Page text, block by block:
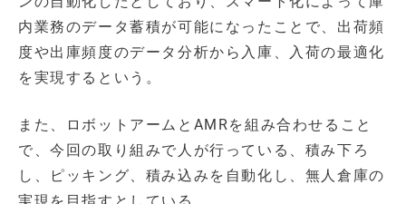
内業務のデータ蓄積が可能になったことで、出荷頻
度や出庫頻度のデータ分析から入庫、入荷の最適化
を実現するという。
また、ロボットアームとAMRを組み合わせること
で、今回の取り組みで人が行っている、積み下ろ
し、ピッキング、積み込みを自動化し、無人倉庫の